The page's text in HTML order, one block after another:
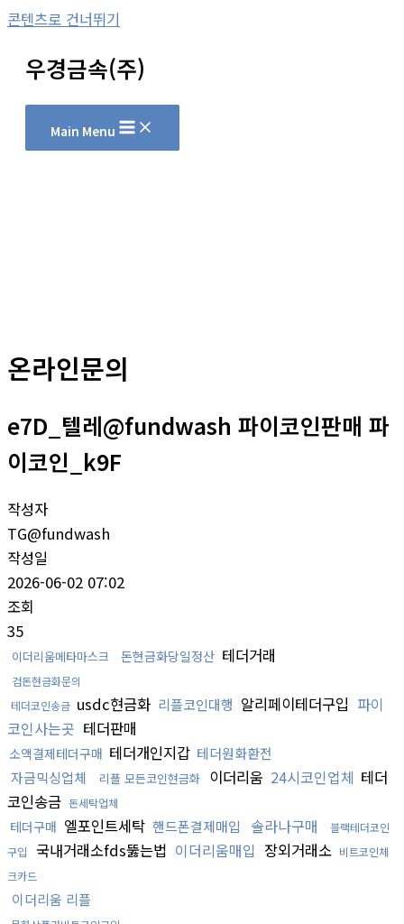
콘텐츠로 건너뛰기
우경금속(주)
Main Menu
온라인문의
e7D_텔레@fundwash 파이코인판매 파
이코인_k9F
작성자
TG@fundwash
작성일
2026-06-02 07:02
조회
35
이더리움메타마스크 돈현금화당일정산 테더거래
검돈현금화문의
테더코인송금 usdc현금화 리플코인대행 알리페이테더구입 파이
코인사는곳 테더판매
소액결제테더구매 테더개인지갑 테더원화환전
자금믹싱업체
리플 모든코인현금화 이더리움 24시코인업체 테더
코인송금 돈세탁업체
테더구매 엘포인트세탁 핸드폰결제매입 솔라나구매
블랙테더코인
구입
국내거래소fds뚫는법 이더리움매입 장외거래소 비트코인체
크카드
이더리움 리플